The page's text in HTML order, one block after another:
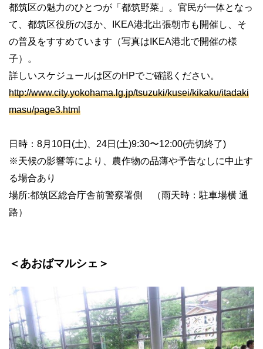
都筑区の魅力のひとつが「都筑野菜」。官民が一体となっ
て、都筑区役所のほか、IKEA港北出張朝市も開催し、そ
の普及をすすめています（写真はIKEA港北で開催の様
子）。
詳しいスケジュールは区のHPでご確認ください。
http://www.city.yokohama.lg.jp/tsuzuki/kusei/kikaku/itadaki
masu/page3.html
日時：8月10日(土)、24日(土)9:30〜12:00(売切終了)
※天候の影響等により、農作物の品薄や予告なしに中止す
る場合あり
場所:都筑区総合庁舎前警察署側 （雨天時：駐車場横 通
路）
＜あおばマルシェ＞